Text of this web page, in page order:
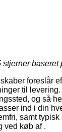
stjerner baseret
foreslår
til levering.
og så
ind i din
samt
ved køb af .